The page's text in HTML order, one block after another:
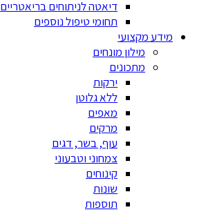
דיאטה לניתוחים בריאטריים
תחומי טיפול נוספים
מידע מקצועי
מילון מונחים
מתכונים
ירקות
ללא גלוטן
מאפים
מרקים
עוף, בשר, דגים
צמחוני וטבעוני
קינוחים
שונות
תוספות